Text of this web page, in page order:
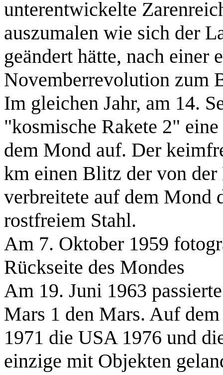
unterentwickelte
auszumalen wie sich der
geändert hätte, nach einer
Novemberrevolution zum
Im gleichen Jahr, am 14.
"kosmische Rakete 2"
dem Mond auf. Der
km einen Blitz der von der
verbreitete auf dem Mond
rostfreiem Stahl.
Am 7. Oktober 1959
Rückseite des Mondes
Am 19. Juni 1963
Mars 1 den Mars. Auf
1971 die USA 1976 und
einzige mit Objekten